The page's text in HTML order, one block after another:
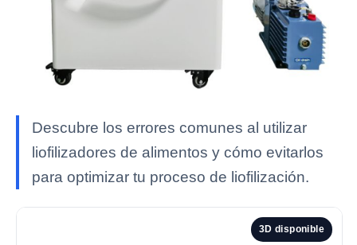
Descubre los errores comunes al utilizar
liofilizadores de alimentos y cómo evitarlos
para optimizar tu proceso de liofilización.
3D disponible